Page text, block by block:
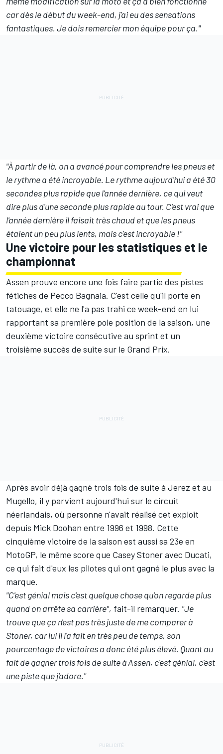
car dès le début du week-end, j'ai eu des sensations
fantastiques. Je dois remercier mon équipe pour ça."
"À partir de là, on a avancé pour comprendre les pneus et
le rythme a été incroyable. Le rythme aujourd'hui a été 30
secondes plus rapide que l'année dernière, ce qui veut
dire plus d'une seconde plus rapide au tour. C'est vrai que
l'année dernière il faisait très chaud et que les pneus
étaient un peu plus lents, mais c'est incroyable !"
Une victoire pour les statistiques et le
championnat
Assen prouve encore une fois faire partie des pistes
fétiches de Pecco Bagnaia. C'est celle qu'il porte en
tatouage, et elle ne l'a pas trahi ce week-end en lui
rapportant sa première pole position de la saison, une
deuxième victoire consécutive au sprint et un
troisième succès de suite sur le Grand Prix.
Après avoir déjà gagné trois fois de suite à Jerez et au
Mugello, il y parvient aujourd'hui sur le circuit
néerlandais, où personne n'avait réalisé cet exploit
depuis Mick Doohan entre 1996 et 1998. Cette
cinquième victoire de la saison est aussi sa 23e en
MotoGP, le même score que Casey Stoner avec Ducati,
ce qui fait d'eux les pilotes qui ont gagné le plus avec la
marque.
"C'est génial mais c'est quelque chose qu'on regarde plus
quand on arrête sa carrière", fait-il remarquer. "Je
trouve que ça n'est pas très juste de me comparer à
Stoner, car lui il l'a fait en très peu de temps, son
pourcentage de victoires a donc été plus élevé. Quant au
fait de gagner trois fois de suite à Assen, c'est génial, c'est
une piste que j'adore."